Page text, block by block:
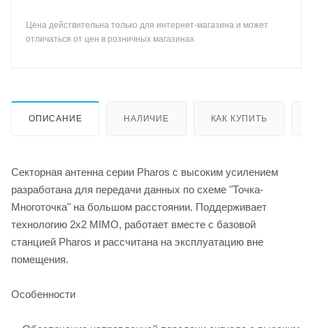
Цена действительна только для интернет-магазина и может
отличаться от цен в розничных магазинах
ОПИСАНИЕ НАЛИЧИЕ КАК КУПИТЬ
Секторная антенна серии Pharos с высоким усилением
разработана для передачи данных по схеме "Точка-
Многоточка" на большом расстоянии. Поддерживает
технологию 2x2 MIMO, работает вместе с базовой
станцией Pharos и рассчитана на эксплуатацию вне
помещения.
Особенности